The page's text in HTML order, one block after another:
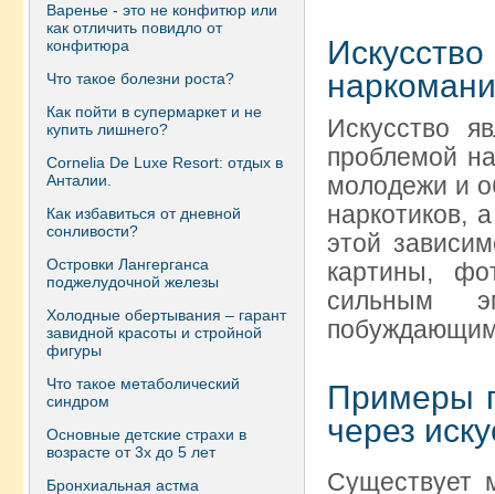
Варенье - это не конфитюр или
как отличить повидло от
конфитюра
Что такое болезни роста?
Как пойти в супермаркет и не
купить лишнего?
Сornelia De Luxe Resort: отдых в
Анталии.
Как избавиться от дневной
сонливости?
Островки Лангерганса
поджелудочной железы
Холодные обертывания – гарант
завидной красоты и стройной
фигуры
Что такое метаболический
синдром
Основные детские страхи в
возрасте от 3х до 5 лет
Бронхиальная астма
Искусство
проблемой
молодежи и
наркотиков,
этой
картины,
сильным
Примеры
через
Существует